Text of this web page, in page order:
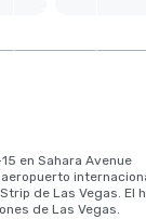
en Sahara Avenue
de Las Vegas. El
de Las Vegas.